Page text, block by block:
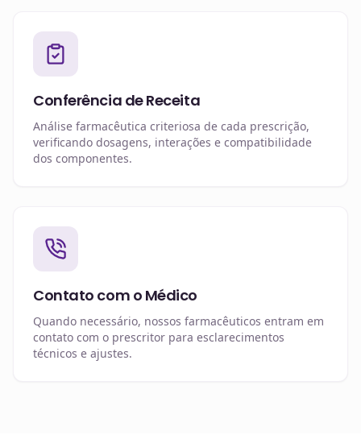
Conferência de Receita
Análise farmacêutica criteriosa de cada prescrição,
verificando dosagens, interações e compatibilidade
dos componentes.
Contato com o Médico
Quando necessário, nossos farmacêuticos entram em
contato com o prescritor para esclarecimentos
técnicos e ajustes.